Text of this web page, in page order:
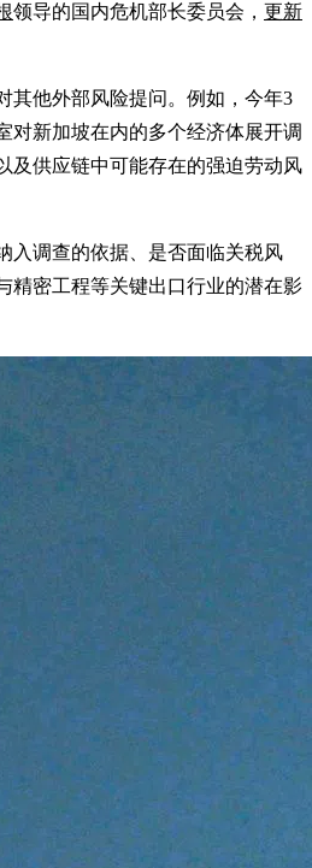
领导的国内危机部长委员会， 更新
其他外部风险提问。例如，今年3
对新加坡在内的多个经济体展开调
及供应链中可能存在的强迫劳动风
入调查的依据、是否面临关税风
精密工程等关键出口行业的潜在影